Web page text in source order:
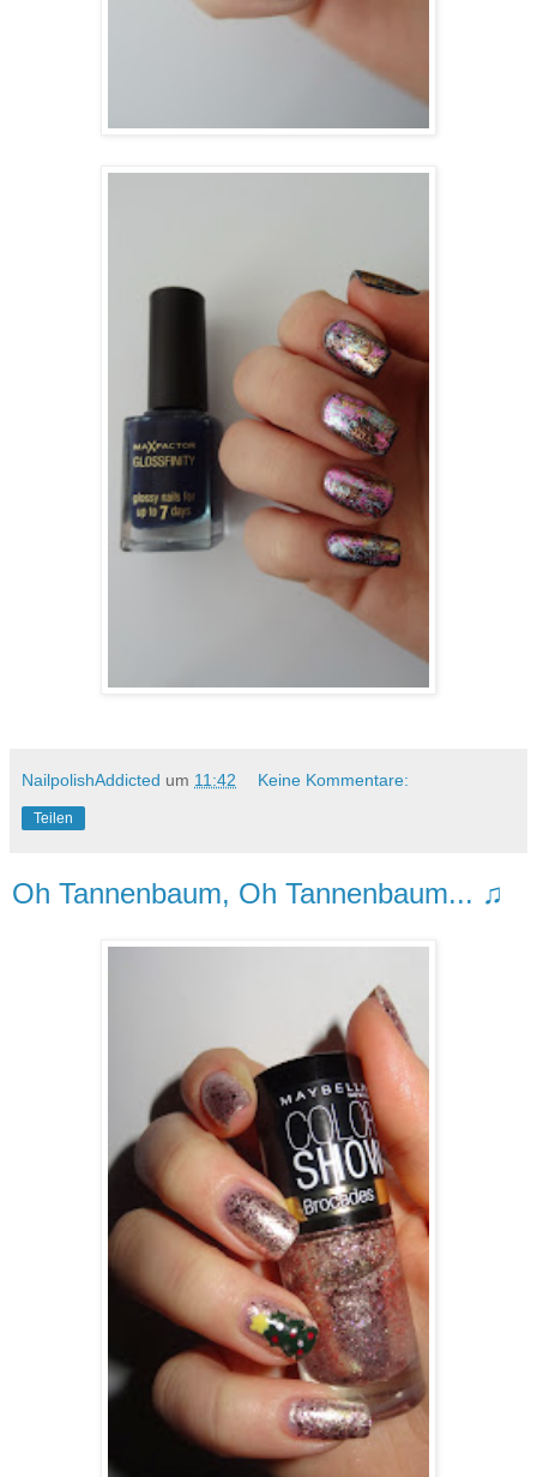
NailpolishAddicted um 11:42 Keine Kommentare:
Teilen
Oh Tannenbaum, Oh Tannenbaum... ♫